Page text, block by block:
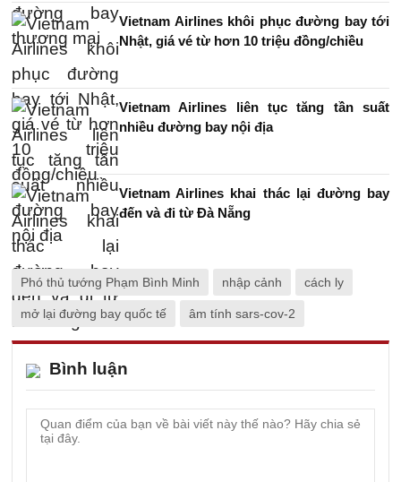
Vietnam Airlines khôi phục đường bay tới
Nhật, giá vé từ hơn 10 triệu đồng/chiều
Vietnam Airlines liên tục tăng tần suất
nhiều đường bay nội địa
Vietnam Airlines khai thác lại đường bay
đến và đi từ Đà Nẵng
Phó thủ tướng Phạm Bình Minh nhập cảnh cách ly
mở lại đường bay quốc tế âm tính sars-cov-2
Bình luận